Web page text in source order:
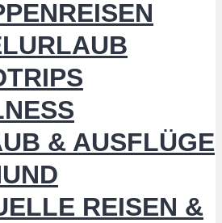
& AUSFLÜGE
REISEN &